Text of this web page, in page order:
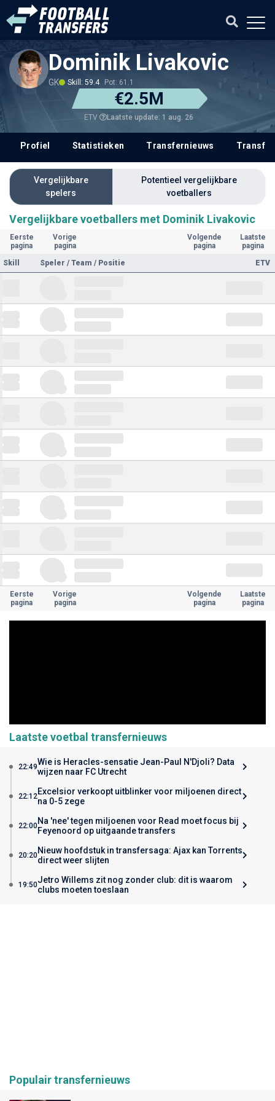
Dominik Livakovic
GK Skill: 59.4 Pot: 61.1
€2.5M
ETV Laatste update: 1 aug. 26
Profiel Statistieken Transfernieuws
Vergelijkbare
spelers
Potentieel vergelijkbare
voetballers
Vergelijkbare voetballers met Dominik Livakovic
Eerste
pagina
Vorige
pagina
Volgende
pagina
Laatste
pagina
Skill
Speler / Team / Positie ETV
Eerste
pagina
Vorige
pagina
Volgende
pagina
Laatste
pagina
Laatste voetbal transfernieuws
22:49Wie is Heracles-sensatie Jean-Paul N'Djoli? Data
wijzen naar FC Utrecht
22:12Excelsior verkoopt uitblinker voor miljoenen direct
na 0-5 zege
22:00Na 'nee' tegen miljoenen voor Read moet focus bij
Feyenoord op uitgaande transfers
20:20Nieuw hoofdstuk in transfersaga: Ajax kan Torrents
direct weer slijten
19:50Jetro Willems zit nog zonder club: dit is waarom
clubs moeten toeslaan
Populair transfernieuws